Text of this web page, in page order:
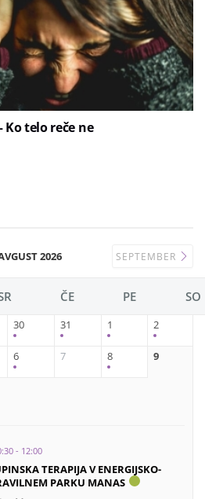
Ko telo reče ne
2026 SEPTEMBER
ČE PE SO
30 31 1 2
6 7 8 9
- 12:00
TERAPIJA V ENERGIJSKO-
PARKU MANAS